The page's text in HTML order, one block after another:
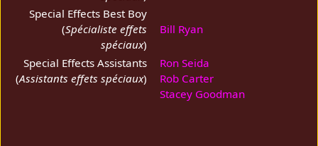
Special Effects Best Boy
(Spécialiste effets
spéciaux)
Bill Ryan
Special Effects Assistants
(Assistants effets spéciaux)
Ron Seida
Rob Carter
Stacey Goodman